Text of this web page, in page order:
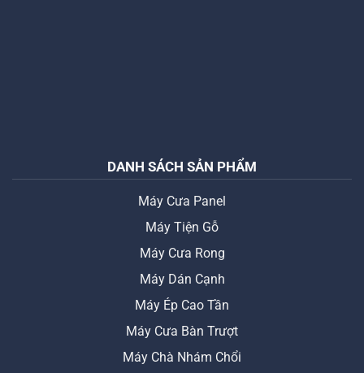
DANH SÁCH SẢN PHẨM
Máy Cưa Panel
Máy Tiện Gỗ
Máy Cưa Rong
Máy Dán Cạnh
Máy Ép Cao Tần
Máy Cưa Bàn Trượt
Máy Chà Nhám Chổi